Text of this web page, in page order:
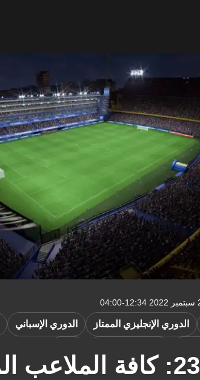
فيفا 23: كافة
الدوري الإنجليزي الممتاز الدوري الإسباني